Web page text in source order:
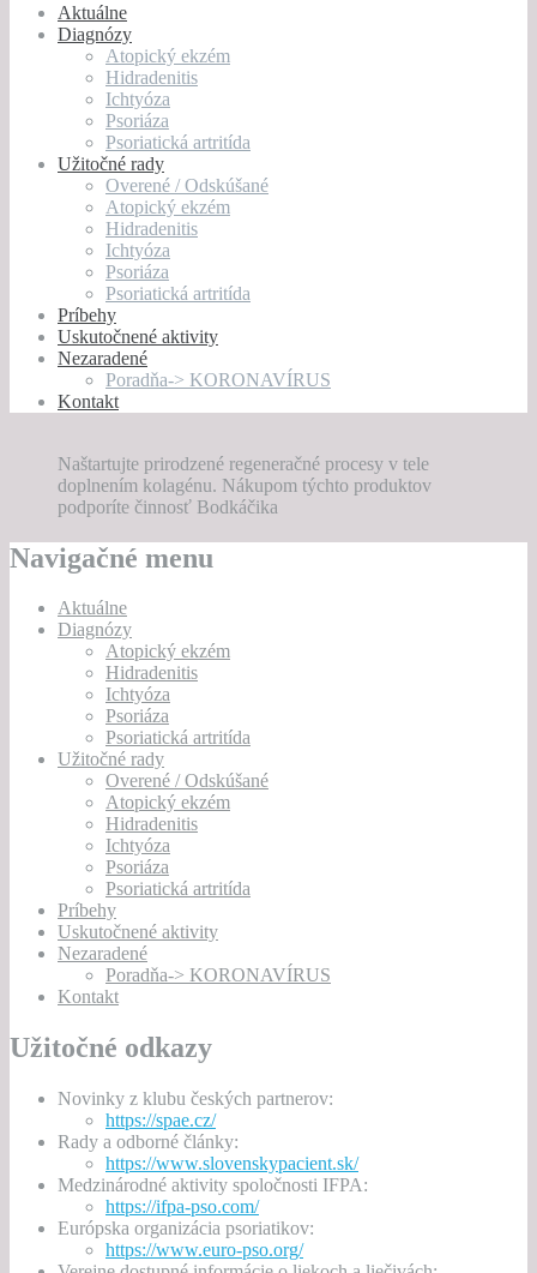
Aktuálne
Diagnózy
Atopický ekzém
Hidradenitis
Ichtyóza
Psoriáza
Psoriatická artritída
Užitočné rady
Overené / Odskúšané
Atopický ekzém
Hidradenitis
Ichtyóza
Psoriáza
Psoriatická artritída
Príbehy
Uskutočnené aktivity
Nezaradené
Poradňa-> KORONAVÍRUS
Kontakt
Naštartujte prirodzené regeneračné procesy v tele
doplnením kolagénu. Nákupom týchto produktov
podporíte činnosť Bodkáčika
Navigačné menu
Aktuálne
Diagnózy
Atopický ekzém
Hidradenitis
Ichtyóza
Psoriáza
Psoriatická artritída
Užitočné rady
Overené / Odskúšané
Atopický ekzém
Hidradenitis
Ichtyóza
Psoriáza
Psoriatická artritída
Príbehy
Uskutočnené aktivity
Nezaradené
Poradňa-> KORONAVÍRUS
Kontakt
Užitočné odkazy
Novinky z klubu českých partnerov:
https://spae.cz/
Rady a odborné články:
https://www.slovenskypacient.sk/
Medzinárodné aktivity spoločnosti IFPA:
https://ifpa-pso.com/
Európska organizácia psoriatikov:
https://www.euro-pso.org/